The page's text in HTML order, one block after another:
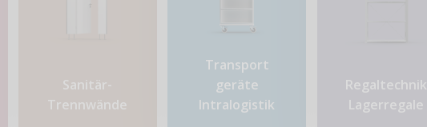
Sanitär-
Trennwände
Transport​
geräte
Intralogistik
Regaltechnik
Lagerregale